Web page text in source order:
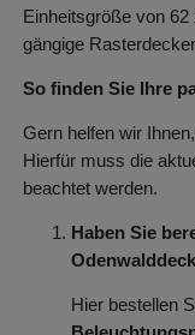
Einheitsgröße von
gängige
So finden Sie Ihre
Gern helfen wir
Hierfür muss die
beachtet werden.
Haben Sie
Hier bestellen